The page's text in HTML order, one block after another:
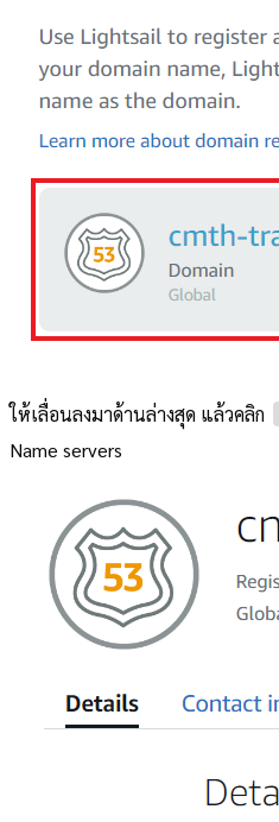
ให้เลื่อนลงมาด้านล่างสุด แล้วคลิก
Name servers